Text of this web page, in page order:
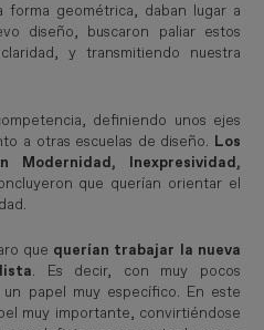
forma geométrica, daban lugar a
diseño, buscaron paliar estos
y transmitiendo nuestra
definiendo unos ejes
a otras escuelas de diseño. Los
Inexpresividad,
que querían orientar el
que querían trabajar la nueva
. Es decir, con muy pocos
papel muy específico. En este
muy importante, convirtiéndose